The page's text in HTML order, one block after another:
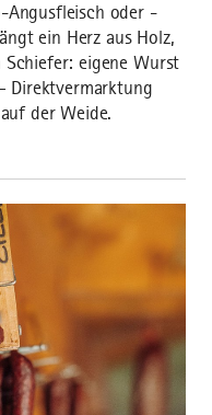
Angusfleisch oder -
ein Herz aus Holz,
eigene Wurst
Direktvermarktung
der Weide.